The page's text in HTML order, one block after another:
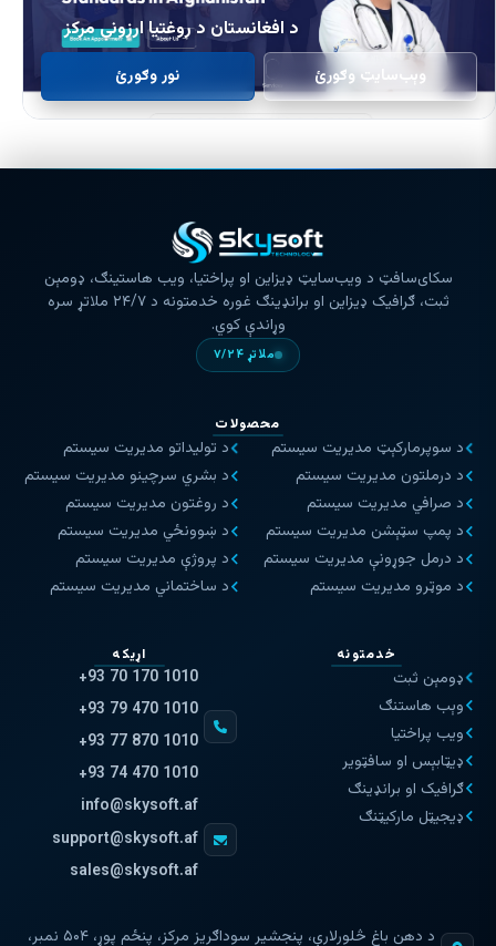
د افغانستان د روغتیا ارزونې مرکز
نور وګورئ وېب‌سایټ وګورئ
سکای‌سافټ د ویب‌سایټ ډیزاین او پراختیا، ویب هاستینګ، ډومېن
ثبت، ګرافیک ډیزاین او برانډینګ غوره خدمتونه د ۲۴/۷ ملاتړ سره
وړاندې کوي.
ملاتړ ۷/۲۴
محصولات
د سوپرمارکېټ مدیریت سیستم
د درملتون مدیریت سیستم
د صرافي مدیریت سیستم
د پمپ سټېشن مدیریت سیستم
د درمل جوړونې مدیریت سیستم
د موټرو مدیریت سیستم
د تولیداتو مدیریت سیستم
د بشري سرچینو مدیریت سیستم
د روغتون مدیریت سیستم
د ښوونځي مدیریت سیستم
د پروژې مدیریت سیستم
د ساختماني مدیریت سیستم
خدمتونه
ډومېن ثبت
وېب هاستنګ
ویب پراختیا
ډیټابېس او سافټویر
ګرافیک او برانډینګ
ډیجیټل مارکیټنګ
اړیکه
+93 70 170 1010
+93 79 470 1010
+93 77 870 1010
+93 74 470 1010
info@skysoft.af
support@skysoft.af
sales@skysoft.af
د دهن باغ څلورلارې، پنجشیر سوداګریز مرکز، پنځم پوړ، ۵۰۴ نمبر،